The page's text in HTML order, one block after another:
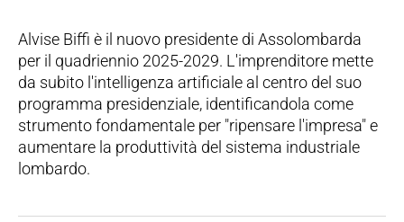
Alvise Biffi è il nuovo presidente di Assolombarda
per il quadriennio 2025-2029. L'imprenditore mette
da subito l'intelligenza artificiale al centro del suo
programma presidenziale, identificandola come
strumento fondamentale per "ripensare l'impresa" e
aumentare la produttività del sistema industriale
lombardo.